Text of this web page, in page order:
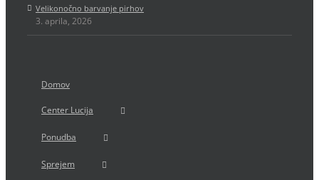
Velikonočno barvanje pirhov
3. aprila, 2026
Domov
Center Lucija
Ponudba
Sprejem